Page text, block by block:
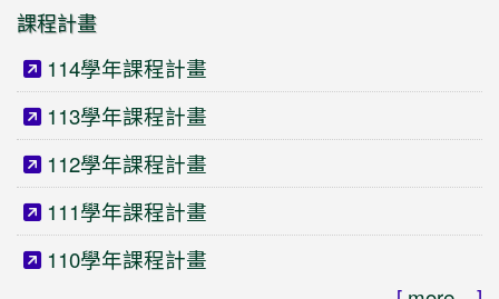
課程計畫
114學年課程計畫
113學年課程計畫
112學年課程計畫
111學年課程計畫
110學年課程計畫